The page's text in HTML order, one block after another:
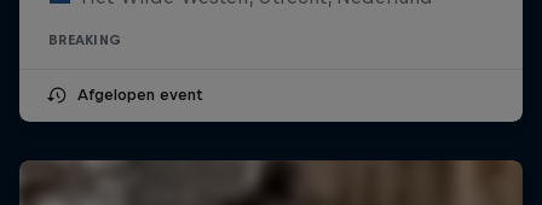
BREAKING
Afgelopen event